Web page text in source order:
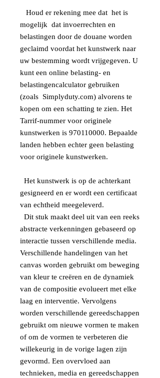
Houd er rekening mee dat het is
mogelijk dat invoerrechten en
belastingen door de douane worden
geclaimd voordat het kunstwerk naar
uw bestemming wordt vrijgegeven. U
kunt een online belasting- en
belastingencalculator gebruiken
(zoals Simplyduty.com) alvorens te
kopen om een schatting te zien. Het
Tarrif-nummer voor originele
kunstwerken is 970110000. Bepaalde
landen hebben echter geen belasting
voor originele kunstwerken.
Het kunstwerk is op de achterkant
gesigneerd en er wordt een certificaat
van echtheid meegeleverd.
Dit stuk maakt deel uit van een reeks
abstracte verkenningen gebaseerd op
interactie tussen verschillende media.
Verschillende handelingen van het
canvas worden gebruikt om beweging
van kleur te creëren en de dynamiek
van de compositie evolueert met elke
laag en interventie. Vervolgens
worden verschillende gereedschappen
gebruikt om nieuwe vormen te maken
of om de vormen te verbeteren die
willekeurig in de vorige lagen zijn
gevormd. Een overvloed aan
technieken, media en gereedschappen